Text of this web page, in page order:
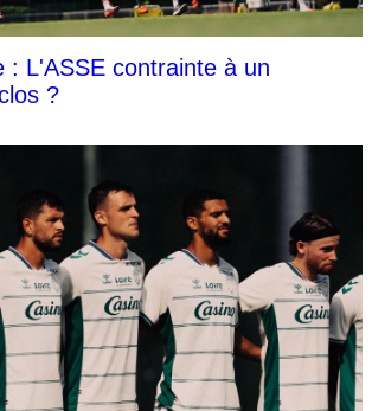
: L'ASSE contrainte à un
?